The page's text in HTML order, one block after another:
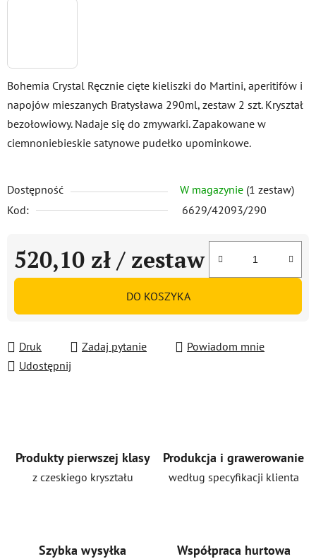
Bohemia Crystal Ręcznie cięte kieliszki do Martini, aperitifów i
napojów mieszanych Bratysława 290ml, zestaw 2 szt. Kryształ
bezołowiowy. Nadaje się do zmywarki. Zapakowane w
ciemnoniebieskie satynowe pudełko upominkowe.
Dostępność W magazynie (1 zestaw)
Kod:
6629/42093/290
520,10 zł / zestaw
Cena jednostkowa:
DO KOSZYKA
Druk Zadaj pytanie
Powiadom mnie
Udostępnij
Produkty pierwszej klasy
z czeskiego kryształu
Produkcja i grawerowanie
według specyfikacji klienta
Szybka wysyłka Współpraca hurtowa